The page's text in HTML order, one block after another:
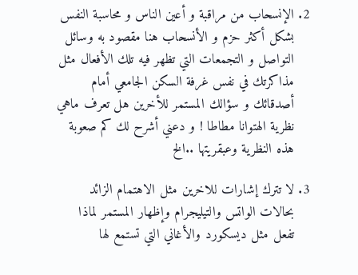
الإنسحاب من مراقبة و أعين الناس و محاسبة النفس
بشكل أكثر حزم و الأنسحاب هنا مقصود به وسائل
التواصل و التجمعات التي تظهر فيه تلك الأفعال مثل
مذاكرتك في نفس غرفة السكن الجامعي أمام
أصدقائك و سؤالك المستمر للأخرين هل تعرف ماهي
نظرية الهتوانا مطاطا ! و دعني أشرح لك كم صعوبة
هذه النظرية وعبقريتها ..الخ
لا تترك إشارات للاخرين مثل الاهتمام الزائد
بحالات الواتس والتيليجرام وإظهار المستمر لماذا
تفعل مثل ديسكورد والأغاني التي تستمع لها